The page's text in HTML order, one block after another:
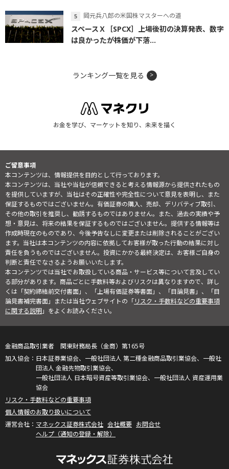
岡元兵八郎の米国株マスターへの道
スペースＸ［SPCX］上場後初の決算発表、数字
は良かったが株価が下落...
ランキング一覧を見る
お金を学び、マーケットを知り、未来を描く
ご留意事項
本コンテンツは、情報提供を目的として行っております。
本コンテンツは、当社や当社が信頼できると考える情報源から提供されたもの
を提供していますが、当社はその正確性や完全性について意見を表明し、また
保証するものではございません。有価証券の購入、売却、デリバティブ取引、
その他の取引を推奨し、勧誘するものではありません。また、過去の実績や予
想・意見は、将来の結果を保証するものではございません。提供する情報等は
作成時現在のものであり、今後予告なしに変更または削除されることがござい
ます。当社は本コンテンツの内容に依拠してお客様が取った行動の結果に対し
責任を負うものではございません。投資にかかる最終決定は、お客様ご自身の
判断と責任でなさるようお願いいたします。
本コンテンツでは当社でお取扱している商品・サービス等について言及してい
る部分があります。商品ごとに手数料等およびリスクは異なりますので、詳し
くは「契約締結前交付書面」、「上場有価証券等書面」、「目論見書」、「目
論見書補完書面」または当社ウェブサイトの「リスク・手数料などの重要事項
に関する説明」をよくお読みください。
金融商品取引業者 関東財務局長（金商）第165号
日本証券業協会、一般社団法人 第二種金融商品取引業協会、一般社
団法人 金融先物取引業協会、
一般社団法人 日本暗号資産等取引業協会、一般社団法人 資産運用業
協会
リスク・手数料などの重要事項
個人情報のお取り扱いについて
マネックス証券株式会社 会社概要 お問合せ
ヘルプ（通知の登録・解除）